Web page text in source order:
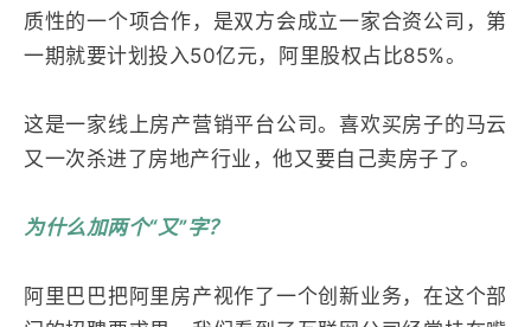
质性的一个项合作，是双方会成立一家合资公司，第
一期就要计划投入50亿元，阿里股权占比85%。
这是一家线上房产营销平台公司。喜欢买房子的马云
又一次杀进了房地产行业，他又要自己卖房子了。
为什么加两个“又”字？
阿里巴巴把阿里房产视作了一个创新业务，在这个部